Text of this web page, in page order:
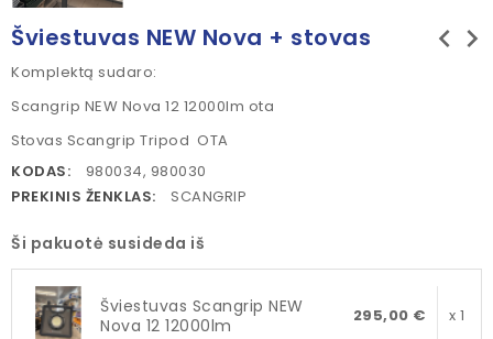
Šviestuvas NEW Nova + stovas chevron_left chevron_right
Komplektą sudaro:
Scangrip NEW Nova 12 12000lm ota
Stovas Scangrip Tripod OTA
KODAS:
980034, 980030
PREKINIS ŽENKLAS:
SCANGRIP
Ši pakuotė susideda iš
Šviestuvas Scangrip NEW
Nova 12 12000lm
295,00 € x 1